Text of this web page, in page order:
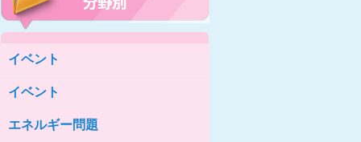
女性の家HELP ネットワークニュー
女性の家HELP ネットワークニュー
ス No.85
女性の家HELP ネットワークニュー
イベント
イベント
エネルギー問題